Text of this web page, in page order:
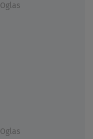
Oglas
Oglas